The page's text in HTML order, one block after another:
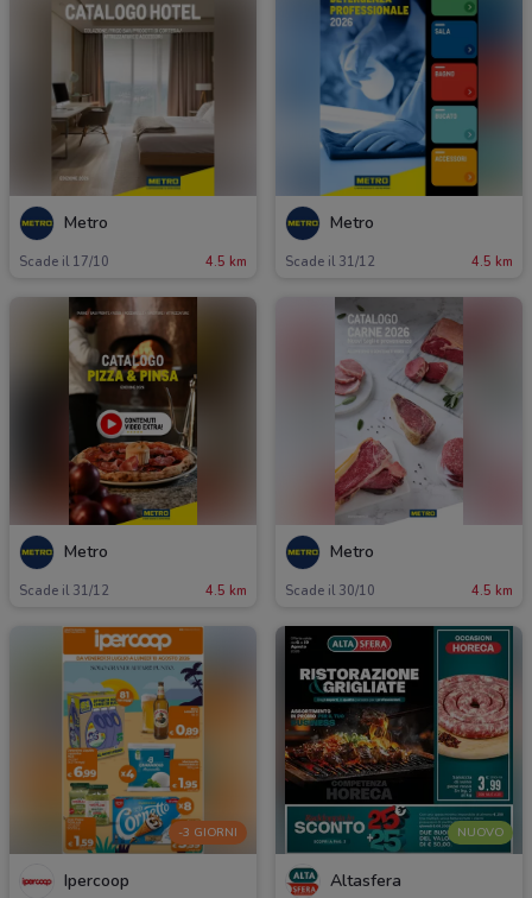
Metro
Scade il 17/10 4.5 km
Metro
Scade il 31/12 4.5 km
Metro
Scade il 31/12 4.5 km
Metro
Scade il 30/10 4.5 km
-3 GIORNI
Ipercoop
NUOVO
Altasfera